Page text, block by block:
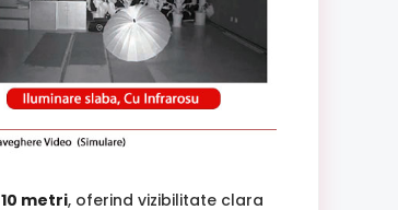
10 metri, oferind vizibilitate clara